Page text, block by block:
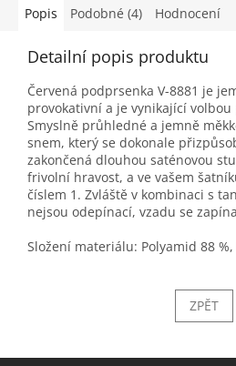
Popis Podobné (4) Hodnocení
Detailní popis produktu
Červená podprsenka V-8881 je
provokativní a je vynikající
Smyslně průhledné a jemně
snem, který se dokonale
zakončená dlouhou saténovou
frivolní hravost, a ve vašem
číslem 1. Zvláště v kombinaci s
nejsou odepínací, vzadu se
Složení materiálu: Polyamid 88 %,
ZPĚT